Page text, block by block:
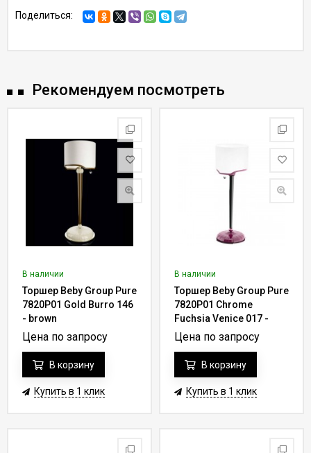
Поделиться:
Рекомендуем посмотреть
В наличии
Торшер Beby Group Pure
7820P01 Gold Burro 146
- brown
Цена по запросу
В корзину
Купить в 1 клик
В наличии
Торшер Beby Group Pure
7820P01 Chrome
Fuchsia Venice 017 -
rose
Цена по запросу
В корзину
Купить в 1 клик